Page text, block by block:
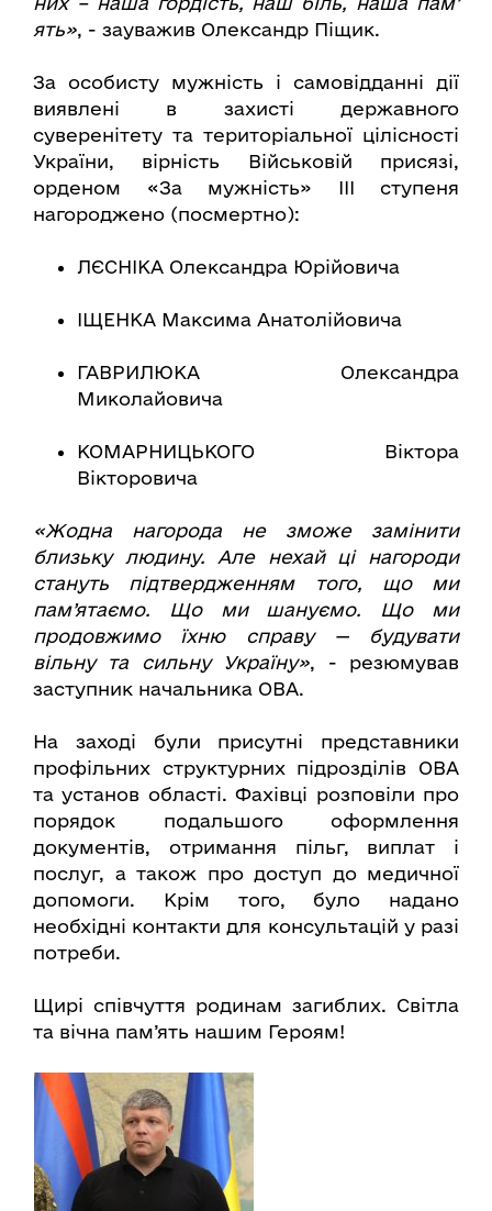
ять», - зауважив Олександр Піщик.
За особисту мужність і самовідданні дії
виявлені в захисті державного
суверенітету та територіальної цілісності
України, вірність Військовій присязі,
орденом «За мужність» ІІІ ступеня
нагороджено (посмертно):
ЛЄСНІКА Олександра Юрійовича
ІЩЕНКА Максима Анатолійовича
ГАВРИЛЮКА Олександра
Миколайовича
КОМАРНИЦЬКОГО Віктора
Вікторовича
«Жодна нагорода не зможе замінити
близьку людину. Але нехай ці нагороди
стануть підтвердженням того, що ми
пам’ятаємо. Що ми шануємо. Що ми
продовжимо їхню справу — будувати
вільну та сильну Україну», - резюмував
заступник начальника ОВА.
На заході були присутні представники
профільних структурних підрозділів ОВА
та установ області. Фахівці розповіли про
порядок подальшого оформлення
документів, отримання пільг, виплат і
послуг, а також про доступ до медичної
допомоги. Крім того, було надано
необхідні контакти для консультацій у разі
потреби.
Щирі співчуття родинам загиблих. Світла
та вічна пам’ять нашим Героям!